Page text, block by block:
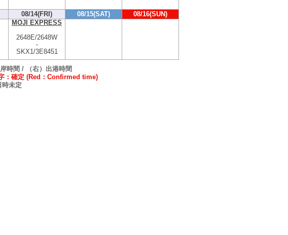
08/14(FRI) 08/15(SAT)
08/16(SUN)
MOJI EXPRESS
2648E/2648W
-
SKX1/3E8451
時間 / （右）出港時間
：確定 (Red：Confirmed time)
未定